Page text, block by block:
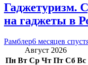
Гаджетуризм.
на гаджеты в
Рамблер6 месяцев
Август 2026
Пн Вт Ср Чт Пт Сб Вс